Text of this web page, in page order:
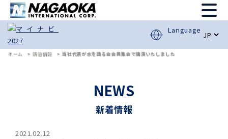
Language
ホーム 新着情報 当社代表が水を語る会会員集会で講演いたしました
NEWS
新着情報
2021.02.12